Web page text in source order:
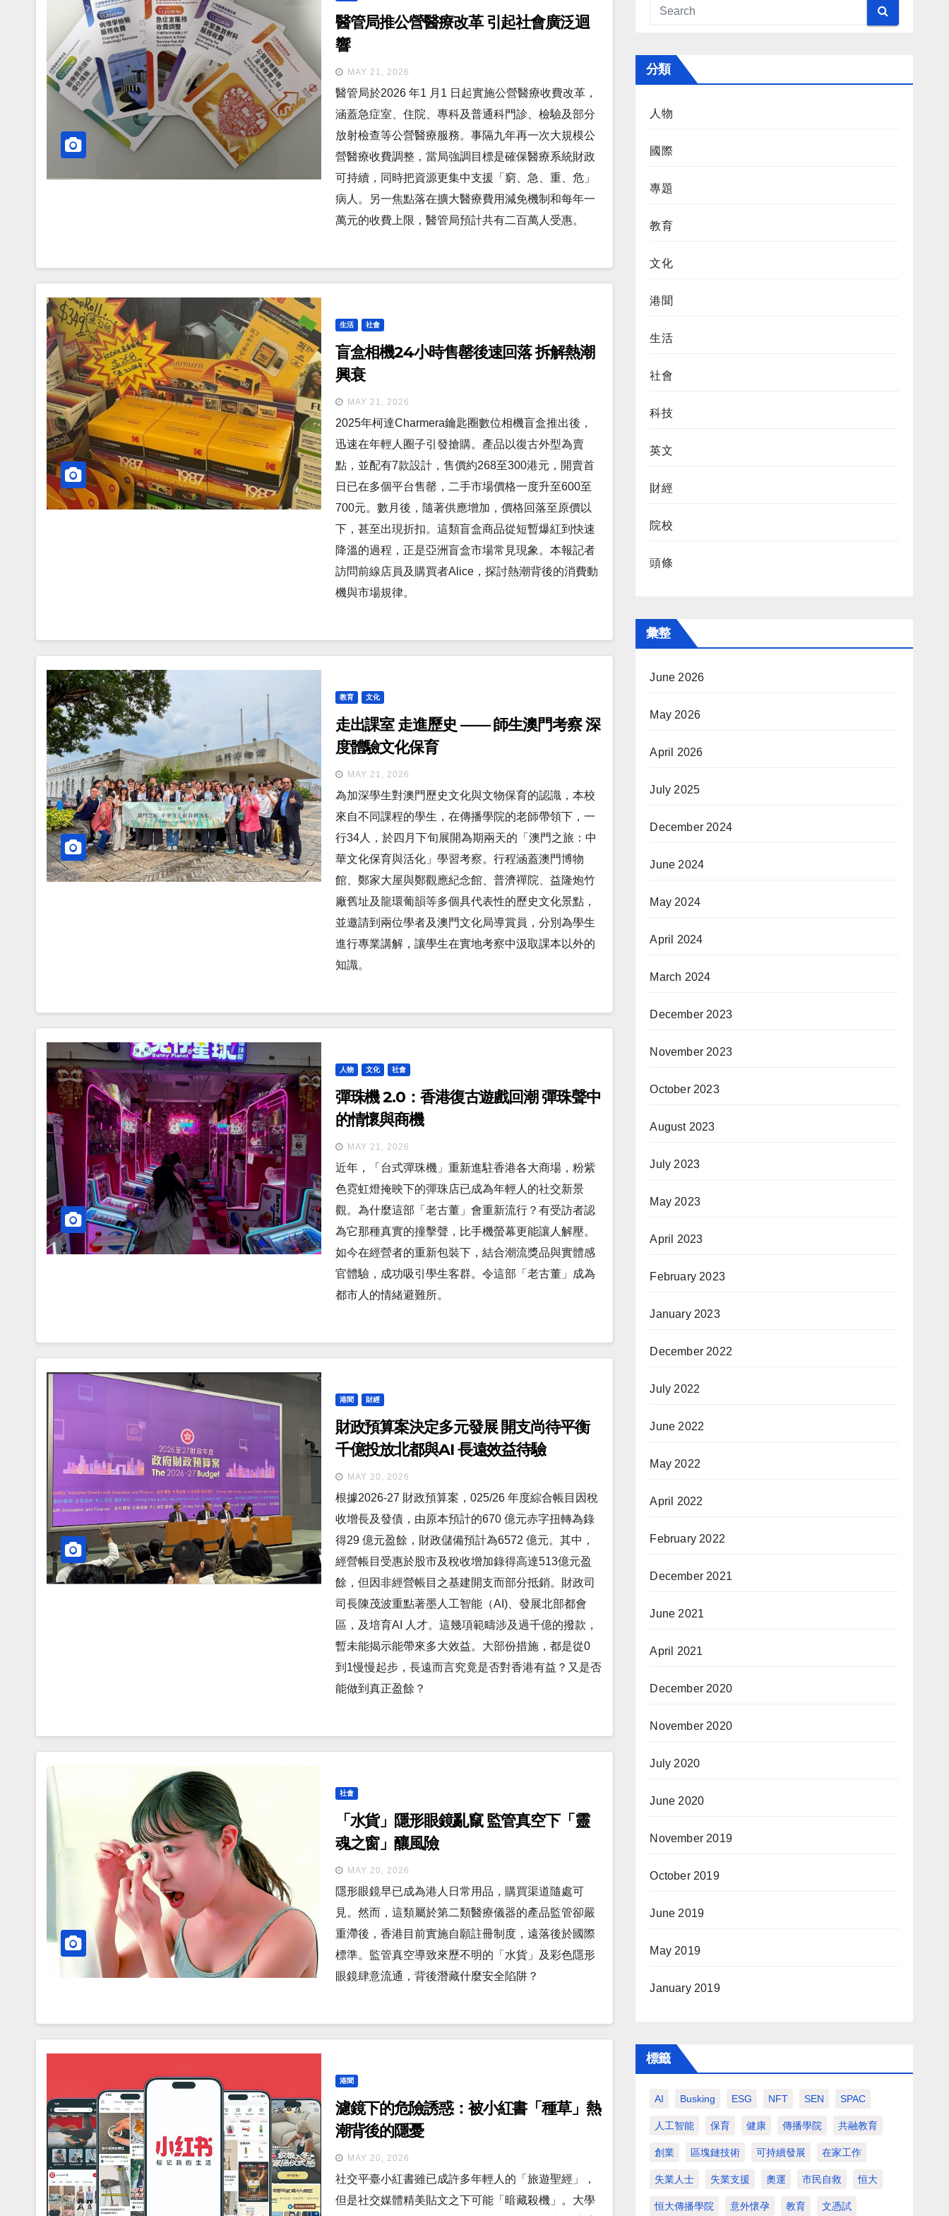
醫管局推公營醫療改革 引起社會廣泛迴
響
MAY 21, 2026
醫管局於2026 年1 月1 日起實施公營醫療收費改革，
涵蓋急症室、住院、專科及普通科門診、檢驗及部分
放射檢查等公營醫療服務。事隔九年再一次大規模公
營醫療收費調整，當局強調目標是確保醫療系統財政
可持續，同時把資源更集中支援「窮、急、重、危」
病人。另一焦點落在擴大醫療費用減免機制和每年一
萬元的收費上限，醫管局預計共有二百萬人受惠。
生活 社會
盲盒相機24小時售罄後速回落 拆解熱潮
興衰
MAY 21, 2026
2025年柯達Charmera鑰匙圈數位相機盲盒推出後，
迅速在年輕人圈子引發搶購。產品以復古外型為賣
點，並配有7款設計，售價約268至300港元，開賣首
日已在多個平台售罄，二手市場價格一度升至600至
700元。數月後，隨著供應增加，價格回落至原價以
下，甚至出現折扣。這類盲盒商品從短暫爆紅到快速
降溫的過程，正是亞洲盲盒市場常見現象。本報記者
訪問前線店員及購買者Alice，探討熱潮背後的消費動
機與市場規律。
教育 文化
走出課室 走進歷史 —— 師生澳門考察 深
度體驗文化保育
MAY 21, 2026
為加深學生對澳門歷史文化與文物保育的認識，本校
來自不同課程的學生，在傳播學院的老師帶領下，一
行34人，於四月下旬展開為期兩天的「澳門之旅：中
華文化保育與活化」學習考察。行程涵蓋澳門博物
館、鄭家大屋與鄭觀應紀念館、普濟禪院、益隆炮竹
廠舊址及龍環葡韻等多個具代表性的歷史文化景點，
並邀請到兩位學者及澳門文化局導賞員，分別為學生
進行專業講解，讓學生在實地考察中汲取課本以外的
知識。
人物 文化 社會
彈珠機 2.0：香港復古遊戲回潮 彈珠聲中
的情懷與商機
MAY 21, 2026
近年，「台式彈珠機」重新進駐香港各大商場，粉紫
色霓虹燈掩映下的彈珠店已成為年輕人的社交新景
觀。為什麼這部「老古董」會重新流行？有受訪者認
為它那種真實的撞擊聲，比手機螢幕更能讓人解壓。
如今在經營者的重新包裝下，結合潮流獎品與實體感
官體驗，成功吸引學生客群。令這部「老古董」成為
都市人的情緒避難所。
港聞 財經
財政預算案決定多元發展 開支尚待平衡
千億投放北都與AI 長遠效益待驗
MAY 20, 2026
根據2026-27 財政預算案，025/26 年度綜合帳目因稅
收增長及發債，由原本預計的670 億元赤字扭轉為錄
得29 億元盈餘，財政儲備預計為6572 億元。其中，
經營帳目受惠於股市及稅收增加錄得高達513億元盈
餘，但因非經營帳目之基建開支而部分抵銷。財政司
司長陳茂波重點著墨人工智能（AI)、發展北部都會
區，及培育AI 人才。這幾項範疇涉及過千億的撥款，
暫未能揭示能帶來多大效益。大部份措施，都是從0
到1慢慢起步，長遠而言究竟是否對香港有益？又是否
能做到真正盈餘？
社會
「水貨」隱形眼鏡亂竄 監管真空下「靈
魂之窗」釀風險
MAY 20, 2026
隱形眼鏡早已成為港人日常用品，購買渠道隨處可
見。然而，這類屬於第二類醫療儀器的產品監管卻嚴
重滯後，香港目前實施自願註冊制度，遠落後於國際
標準。監管真空導致來歷不明的「水貨」及彩色隱形
眼鏡肆意流通，背後潛藏什麼安全陷阱？
港聞
濾鏡下的危險誘惑：被小紅書「種草」熱
潮背後的隱憂
MAY 20, 2026
社交平臺小紅書雖已成許多年輕人的「旅遊聖經」，
但是社交媒體精美貼文之下可能「暗藏殺機」。大學
分類
人物
國際
專題
教育
文化
港聞
生活
社會
科技
英文
財經
院校
頭條
彙整
June 2026
May 2026
April 2026
July 2025
December 2024
June 2024
May 2024
April 2024
March 2024
December 2023
November 2023
October 2023
August 2023
July 2023
May 2023
April 2023
February 2023
January 2023
December 2022
July 2022
June 2022
May 2022
April 2022
February 2022
December 2021
June 2021
April 2021
December 2020
November 2020
July 2020
June 2020
November 2019
October 2019
June 2019
May 2019
January 2019
標籤
AI Busking ESG NFT SEN SPAC
人工智能 保育 健康 傳播學院 共融教育
創業 區塊鏈技術 可持續發展 在家工作
失業人士 失業支援 奧運 市民自救 恒大
恒大傳播學院 意外懷孕 教育 文憑試